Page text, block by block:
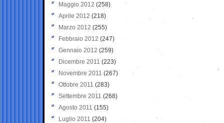
Maggio 2012 (258)
Aprile 2012 (218)
Marzo 2012 (255)
Febbraio 2012 (247)
Gennaio 2012 (259)
Dicembre 2011 (223)
Novembre 2011 (267)
Ottobre 2011 (283)
Settembre 2011 (268)
Agosto 2011 (155)
Luglio 2011 (204)